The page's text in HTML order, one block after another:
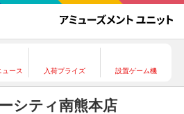
ース 入荷プライズ 設置ゲーム機
シティ南熊本店